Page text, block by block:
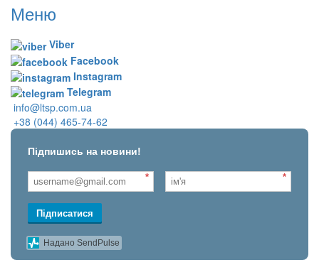
Меню
Viber
Facebook
Instagram
Telegram
info@ltsp.com.ua
+38 (044) 465-74-62
Підпишись на новини!
* *
Підписатися
Надано SendPulse